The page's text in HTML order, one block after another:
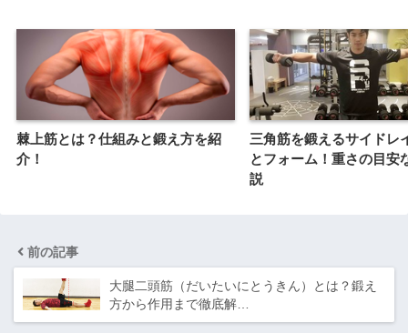
棘上筋とは？仕組みと鍛え方を紹
介！
三角筋を鍛えるサイドレ
とフォーム！重さの目安
説
前の記事
大腿二頭筋（だいたいにとうきん）とは？鍛え
方から作用まで徹底解…